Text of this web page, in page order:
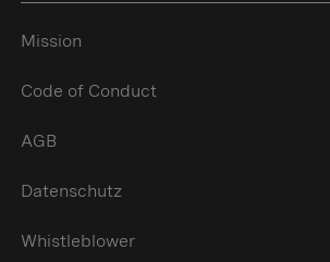
Mission
Code of Conduct
AGB
Datenschutz
Whistleblower